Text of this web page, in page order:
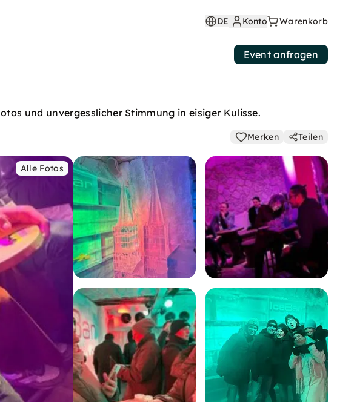
DE Konto Warenkorb
Event anfragen
und unvergesslicher Stimmung in eisiger Kulisse.
Merken Teilen
Alle Fotos